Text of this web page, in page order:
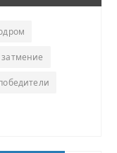
затмение